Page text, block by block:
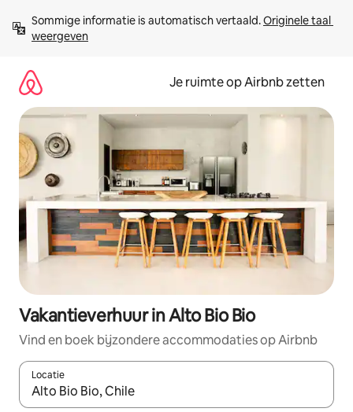
direct
naar
Sommige informatie is automatisch vertaald. Originele taal
weergeven
Je ruimte op Airbnb zetten
Vakantieverhuur in Alto Bio Bio
Vind en boek bijzondere accommodaties op Airbnb
Locatie
Wanneer er suggesties beschikbaar zijn, maak je een keuze